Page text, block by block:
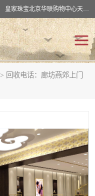
北京华联BHG mall集团购物中心十年信誉老店！ 皇家珠宝北京华联购物中心天时名苑店竭诚欢迎您。 北京市通州区（八通线）通州北苑地铁华联购物中心一层皇家珠宝 北京皇家珠宝通州黄金回收黄金首饰加工店（八通线: 通州北苑地铁华联店）：通州区通州北苑地铁华联购物中心一层皇家珠宝。
> 回收电话：廊坊燕郊上门